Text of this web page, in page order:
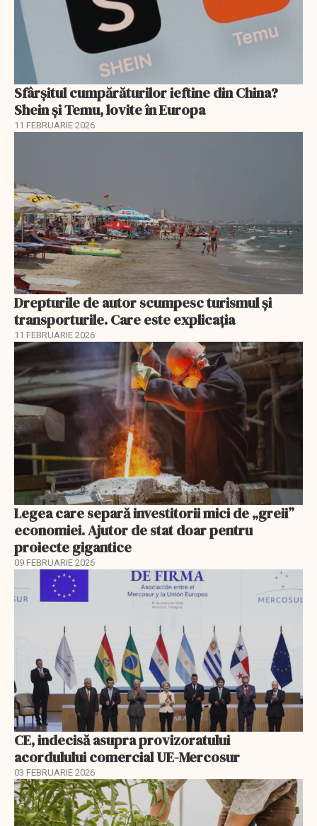
Sfârșitul cumpărăturilor ieftine din China?
Shein și Temu, lovite în Europa
11 FEBRUARIE 2026
Drepturile de autor scumpesc turismul și
transporturile. Care este explicația
11 FEBRUARIE 2026
Legea care separă investitorii mici de „greii”
economiei. Ajutor de stat doar pentru
proiecte gigantice
09 FEBRUARIE 2026
CE, indecisă asupra provizoratului
acordulului comercial UE-Mercosur
03 FEBRUARIE 2026